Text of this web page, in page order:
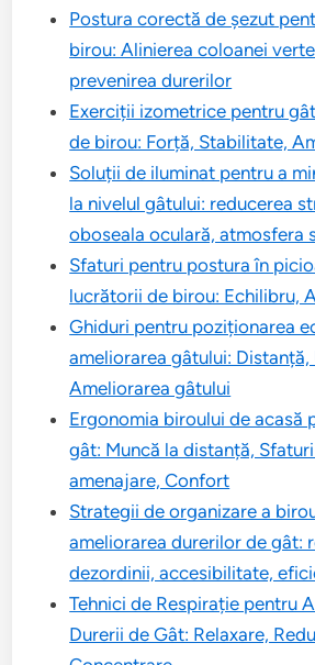
Postura corectă de șezut
birou: Alinierea coloanei
prevenirea durerilor
Exerciții izometrice pentru
de birou: Forță, Stabilitate,
Soluții de iluminat pentru a
la nivelul gâtului: reducerea
oboseala oculară, atmosfera
Sfaturi pentru postura în
lucrătorii de birou: Echilibru,
Ghiduri pentru poziționarea
ameliorarea gâtului: Distanță,
Ameliorarea gâtului
Ergonomia biroului de acasă
gât: Muncă la distanță,
amenajare, Confort
Strategii de organizare a
ameliorarea durerilor de gât:
dezordinii, accesibilitate,
Tehnici de Respirație pentru
Durerii de Gât: Relaxare,